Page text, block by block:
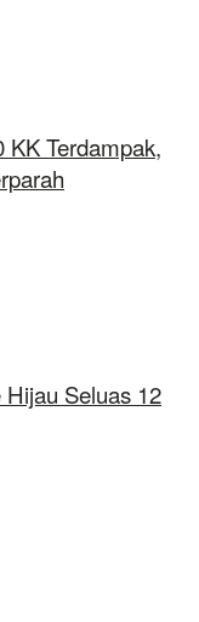
KK Terdampak,
Seluas 12